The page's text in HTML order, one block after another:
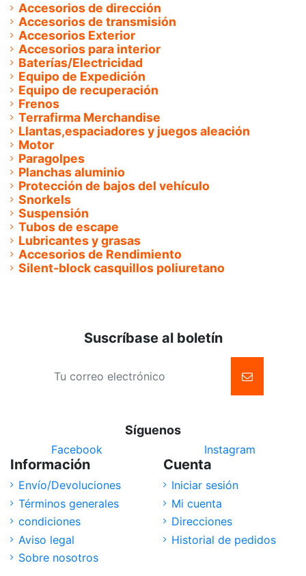
Accesorios de dirección
Accesorios de transmisión
Accesorios Exterior
Accesorios para interior
Baterías/Electricidad
Equipo de Expedición
Equipo de recuperación
Frenos
Terrafirma Merchandise
Llantas,espaciadores y juegos aleación
Motor
Paragolpes
Planchas aluminio
Protección de bajos del vehículo
Snorkels
Suspensión
Tubos de escape
Lubricantes y grasas
Accesorios de Rendimiento
Silent-block casquillos poliuretano
Suscríbase al boletín
Síguenos
Facebook Instagram
Información
Envío/Devoluciones
Términos generales
condiciones
Aviso legal
Sobre nosotros
Cuenta
Iniciar sesión
Mi cuenta
Direcciones
Historial de pedidos